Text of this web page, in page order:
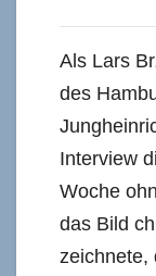
Als Lars
des
Interview
Woche
das Bild
zeichnete,